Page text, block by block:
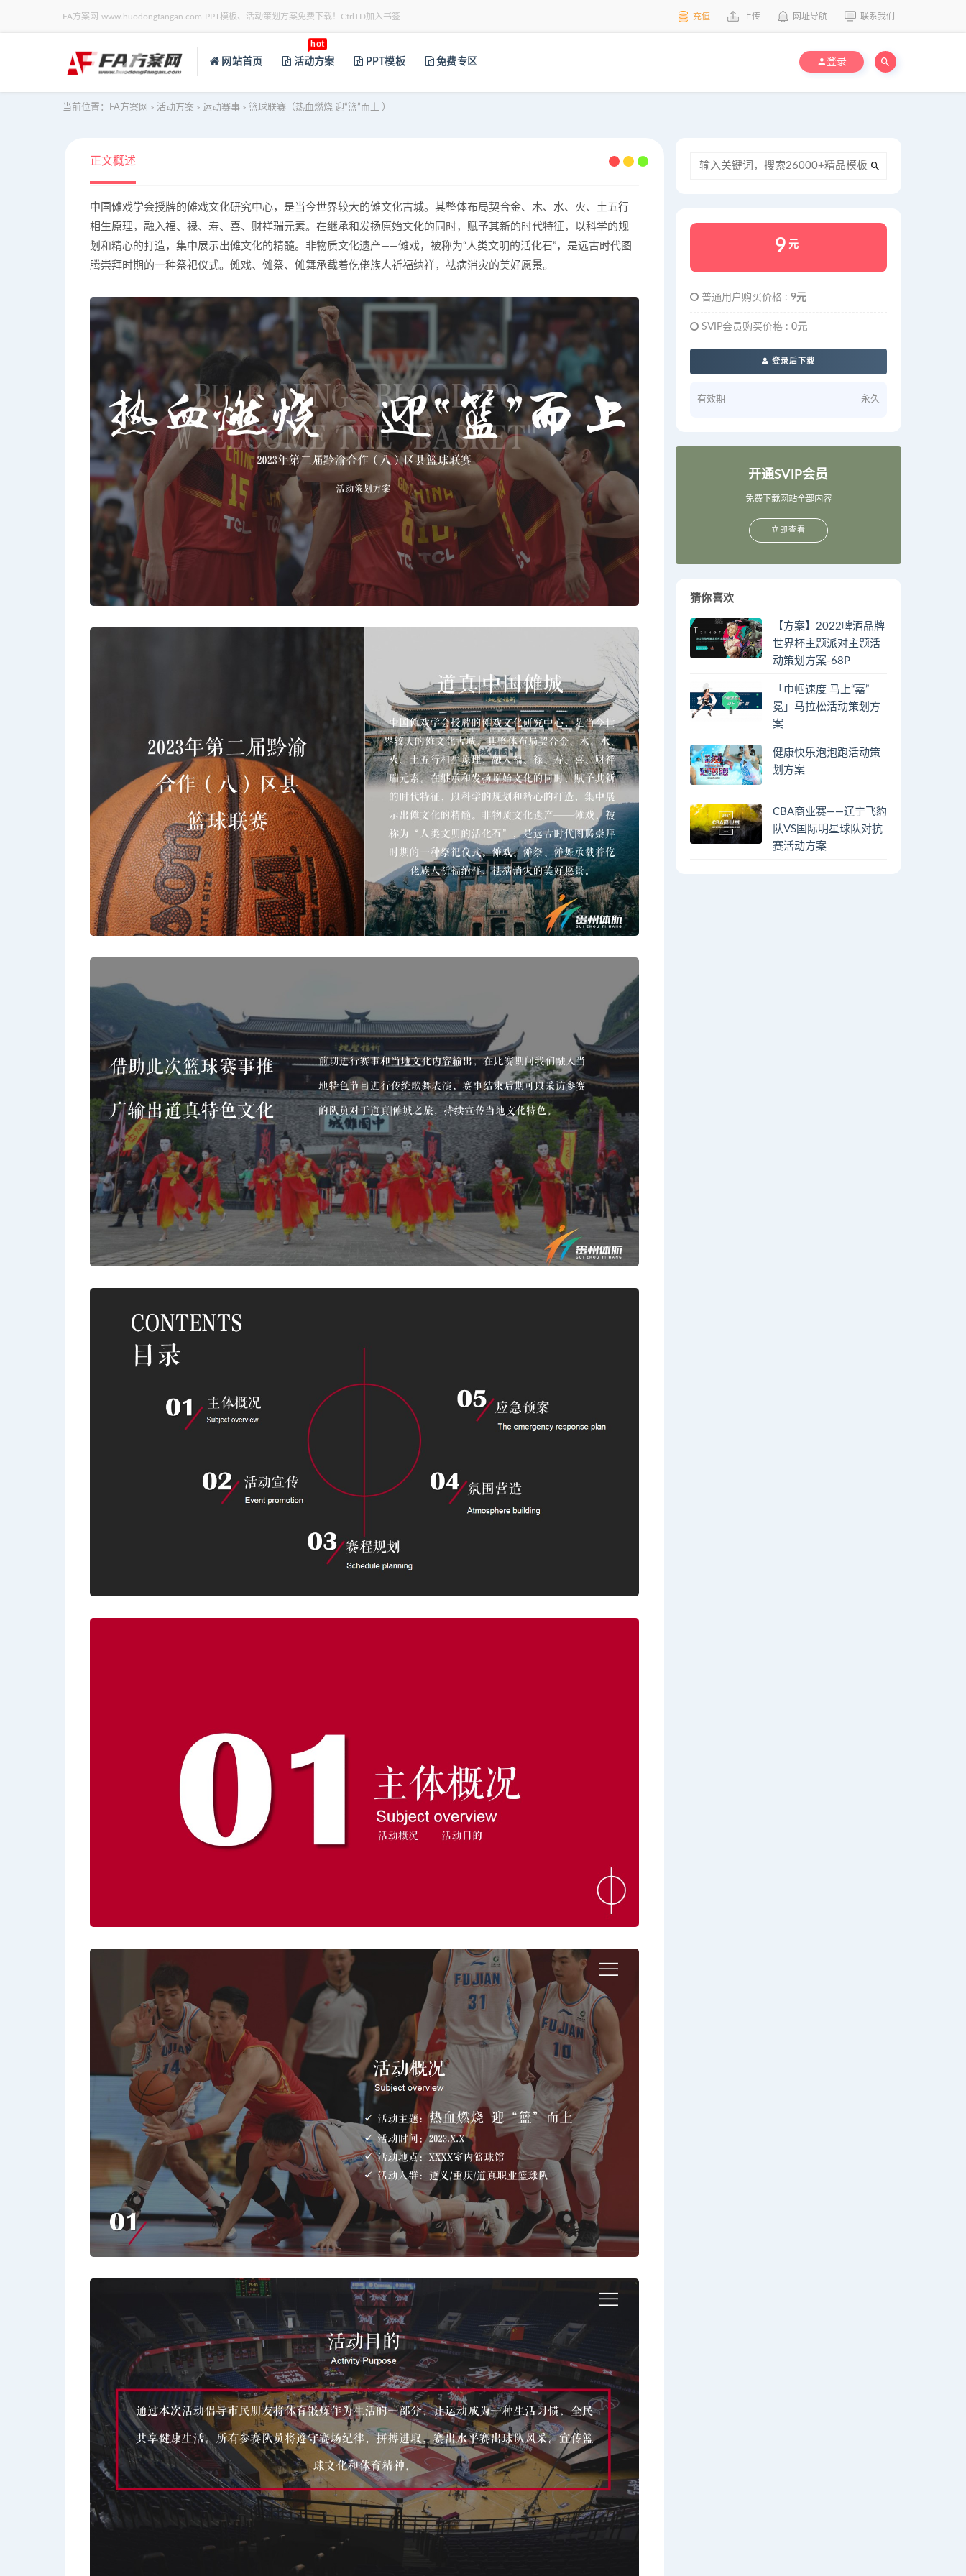
FA方案网-www.huodongfangan.com-PPT模板、活动策划方案免费下载！Ctrl+D加入书签 充值 上传 网址导航 联系我们
网站首页 活动方案
hot
PPT模板 免费专区 登录
当前位置： FA方案网 > 活动方案 > 运动赛事 > 篮球联赛（热血燃烧 迎“篮”而上 ）
正文概述
中国傩戏学会授牌的傩戏文化研究中心，是当今世界较大的傩文化古城。其整体布局契合金、木、水、火、土五行
相生原理，融入福、禄、寿、喜、财祥瑞元素。在继承和发扬原始文化的同时，赋予其新的时代特征，以科学的规
划和精心的打造，集中展示出傩文化的精髓。非物质文化遗产——傩戏，被称为“人类文明的活化石”，是远古时代图
腾崇拜时期的一种祭祀仪式。傩戏、傩祭、傩舞承载着仡佬族人祈福纳祥，祛病消灾的美好愿景。
9 元
普通用户购买价格 : 9元
SVIP会员购买价格 : 0元
登录后下载
有效期 永久
开通SVIP会员
免费下载网站全部内容
立即查看
猜你喜欢
【方案】2022啤酒品牌
世界杯主题派对主题活
动策划方案-68P
「巾帼速度 马上“嘉”
冕」马拉松活动策划方
案
健康快乐泡泡跑活动策
划方案
CBA商业赛——辽宁飞豹
队VS国际明星球队对抗
赛活动方案